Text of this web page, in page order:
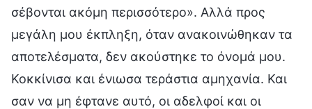
σέβονται ακόμη περισσότερο». Αλλά προς
μεγάλη μου έκπληξη, όταν ανακοινώθηκαν τα
αποτελέσματα, δεν ακούστηκε το όνομά μου.
Κοκκίνισα και ένιωσα τεράστια αμηχανία. Και
σαν να μη έφτανε αυτό, οι αδελφοί και οι